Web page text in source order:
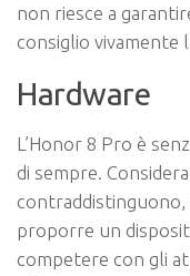
non riesce a
consiglio vivamente
Hardware
L’Honor 8 Pro è
di sempre.
contraddistinguono,
proporre un
competere con gli